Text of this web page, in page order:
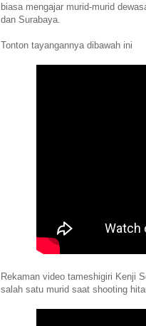
biasa mengajar murid-murid
dan Surabaya.
Tonton tayangannya dibawah ini
Rekaman video tameshigiri Kenji
salah satu murid saat shooting